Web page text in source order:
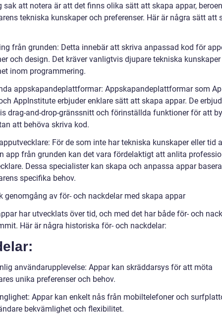
sak att notera är att det finns olika sätt att skapa appar,
tekniska kunskaper och preferenser. Här är några sätt att
från grunden: Detta innebär att skriva anpassad kod för
och design. Det kräver vanligtvis djupare tekniska
inom programmering.
appskapandeplattformar: Appskapandeplattformar som
AppInstitute erbjuder enklare sätt att skapa appar. De
drag-and-drop-gränssnitt och förinställda funktioner för att
att behöva skriva kod.
För de som inte har tekniska kunskaper eller tid
app från grunden kan det vara fördelaktigt att anlita
Dessa specialister kan skapa och anpassa appar
specifika behov.
genomgång av för- och nackdelar med skapa appar
har utvecklats över tid, och med det har både för- och
Här är några historiska för- och nackdelar:
användarupplevelse: Appar kan skräddarsys för att möta
unika preferenser och behov.
Appar kan enkelt nås från mobiltelefoner och
bekvämlighet och flexibilitet.